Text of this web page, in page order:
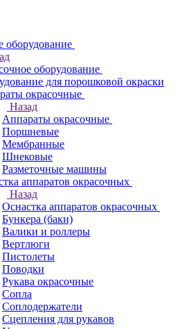
оборудование
оборудование
для порошковой окраски
окрасочные
Назад
Аппараты окрасочные
Поршневые
Мембранные
Шнековые
Разметочные машины
аппаратов окрасочных
Назад
Оснастка аппаратов окрасочных
Бункера (баки)
Валики и роллеры
Вертлюги
Пистолеты
Поводки
Рукава окрасочные
Сопла
Соплодержатели
Сцепления для рукавов